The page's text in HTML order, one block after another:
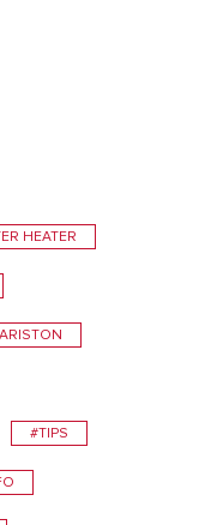
HEATER
#TIPS